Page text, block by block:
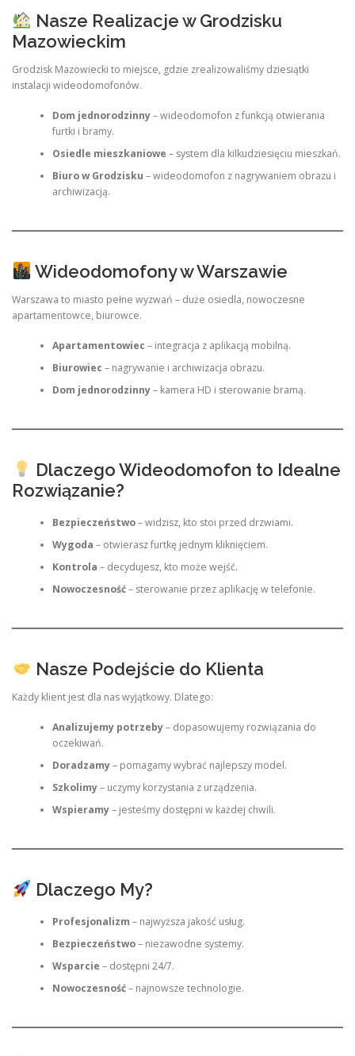
Nasze Realizacje w Grodzisku
Mazowieckim
Grodzisk Mazowiecki to miejsce, gdzie zrealizowaliśmy dziesiątki
instalacji wideodomofonów.
Dom jednorodzinny– wideodomofon z funkcją otwierania
furtki i bramy.
Osiedle mieszkaniowe – system dla kilkudziesięciu mieszkań.
Biuro w Grodzisku – wideodomofon z nagrywaniem obrazu i
archiwizacją.
Wideodomofony w Warszawie
Warszawa to miasto pełne wyzwań – duże osiedla, nowoczesne
apartamentowce, biurowce.
Apartamentowiec – integracja z aplikacją mobilną.
Biurowiec – nagrywanie i archiwizacja obrazu.
Dom jednorodzinny– kamera HD i sterowanie bramą.
Dlaczego Wideodomofon to Idealne
Rozwiązanie?
Bezpieczeństwo– widzisz, kto stoi przed drzwiami.
Wygoda – otwierasz furtkę jednym kliknięciem.
Kontrola – decydujesz, kto może wejść.
Nowoczesność– sterowanie przez aplikację w telefonie.
Nasze Podejście do Klienta
Każdy klient jest dla nas wyjątkowy. Dlatego:
Analizujemy potrzeby– dopasowujemy rozwiązania do
oczekiwań.
Doradzamy– pomagamy wybrać najlepszy model.
Szkolimy– uczymy korzystania z urządzenia.
Wspieramy– jesteśmy dostępni w każdej chwili.
Dlaczego My?
Profesjonalizm – najwyższa jakość usług.
Bezpieczeństwo– niezawodne systemy.
Wsparcie – dostępni 24/7.
Nowoczesność– najnowsze technologie.